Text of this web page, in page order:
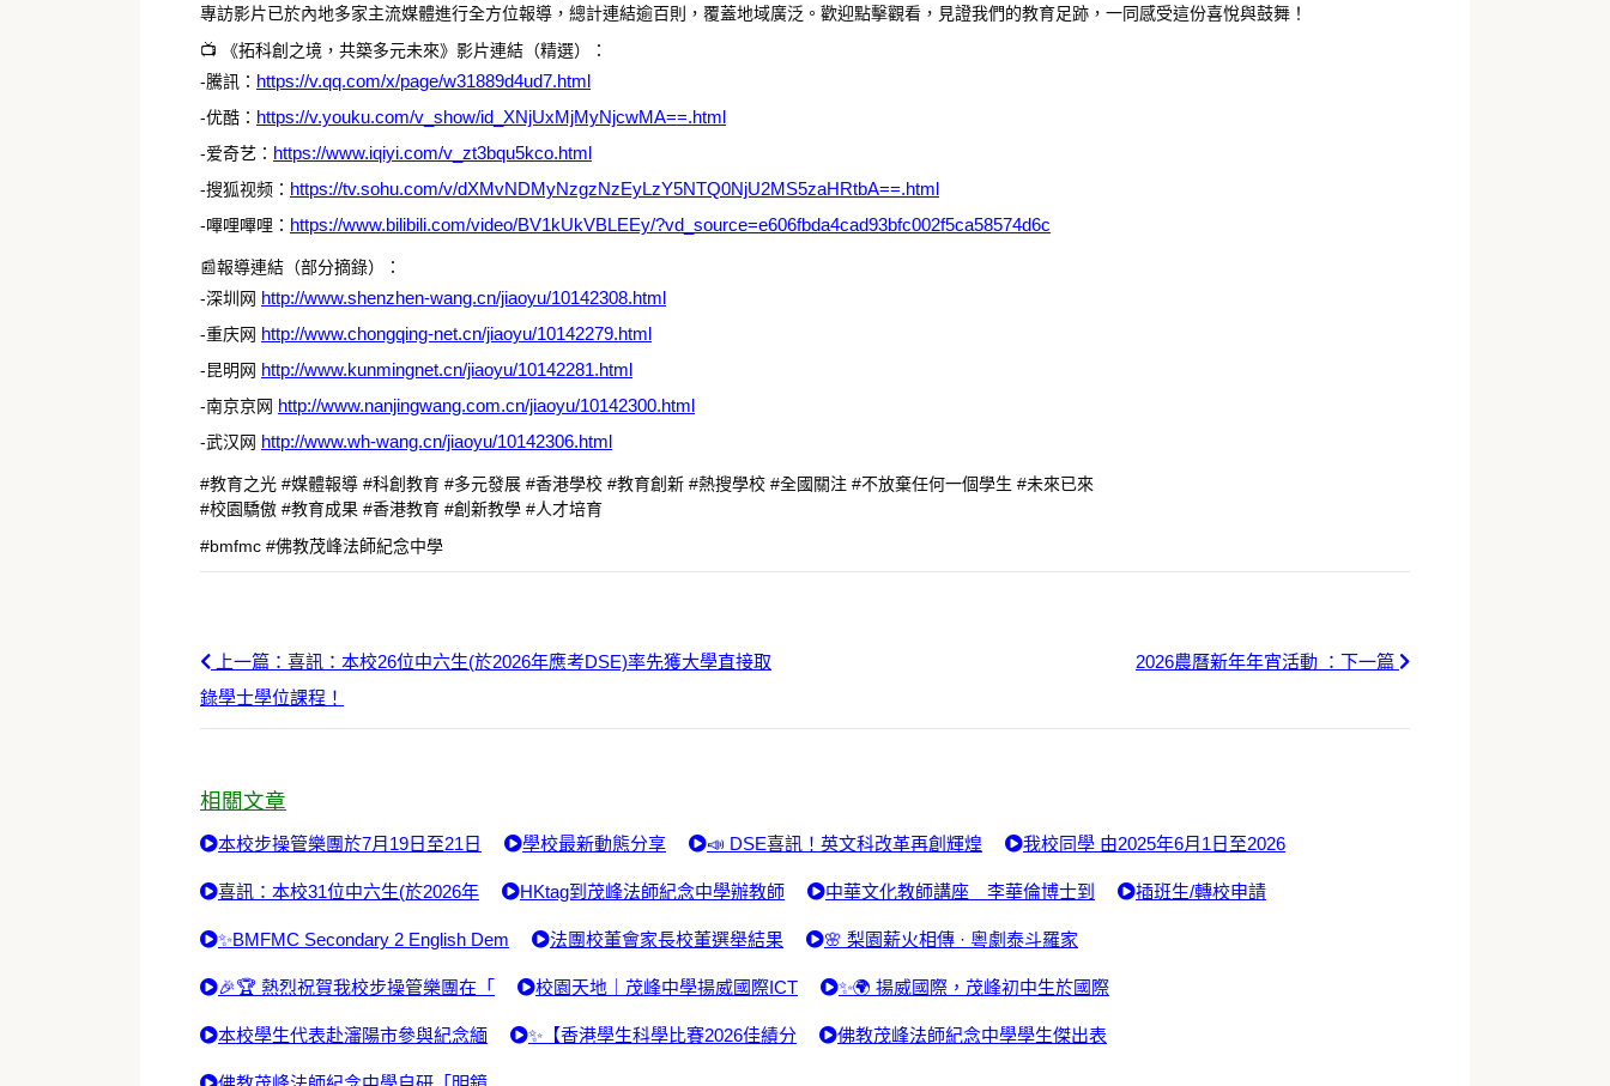
專訪影片已於內地多家主流媒體進行全方位報導，總計連結逾百則，覆蓋地域廣泛。歡迎點擊觀看，見證我們的教育足跡，一同感受這份喜悅與鼓舞！
📺 《拓科創之境，共築多元未來》影片連結（精選）：
-騰訊： https://v.qq.com/x/page/w31889d4ud7.html
-优酷： https://v.youku.com/v_show/id_XNjUxMjMyNjcwMA==.html
-爱奇艺： https://www.iqiyi.com/v_zt3bqu5kco.html
-搜狐视频： https://tv.sohu.com/v/dXMvNDMyNzgzNzEyLzY5NTQ0NjU2MS5zaHRtbA==.html
-嗶哩嗶哩： https://www.bilibili.com/video/BV1kUkVBLEEy/?vd_source=e606fbda4cad93bfc002f5ca58574d6c
📰報導連結（部分摘錄）：
-深圳网 http://www.shenzhen-wang.cn/jiaoyu/10142308.html
-重庆网 http://www.chongqing-net.cn/jiaoyu/10142279.html
-昆明网 http://www.kunmingnet.cn/jiaoyu/10142281.html
-南京京网 http://www.nanjingwang.com.cn/jiaoyu/10142300.html
-武汉网 http://www.wh-wang.cn/jiaoyu/10142306.html
#教育之光 #媒體報導 #科創教育 #多元發展 #香港學校 #教育創新 #熱搜學校 #全國關注 #不放棄任何一個學生 #未來已來
#校園驕傲 #教育成果 #香港教育 #創新教學 #人才培育
#bmfmc #佛教茂峰法師紀念中學
上一篇：喜訊：本校26位中六生(於2026年應考DSE)率先獲大學直接取
錄學士學位課程！
2026農曆新年年宵活動 ：下一篇
相關文章
本校步操管樂團於7月19日至21日 學校最新動態分享 📣 DSE喜訊！英文科改革再創輝煌 我校同學 由2025年6月1日至2026
喜訊：本校31位中六生(於2026年 HKtag到茂峰法師紀念中學辦教師 中華文化教師講座 李華倫博士到 插班生/轉校申請
✨BMFMC Secondary 2 English Dem 法團校董會家長校董選舉結果 🌸 梨園薪火相傳 · 粵劇泰斗羅家
🎉🏆 熱烈祝賀我校步操管樂團在「 校園天地｜茂峰中學揚威國際ICT ✨🌍 揚威國際，茂峰初中生於國際
本校學生代表赴瀋陽市參與紀念緬 ✨【香港學生科學比賽2026佳績分 佛教茂峰法師紀念中學學生傑出表